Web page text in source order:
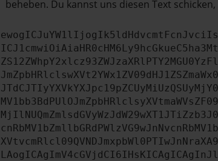
beheben. Du kannst uns diesen Text